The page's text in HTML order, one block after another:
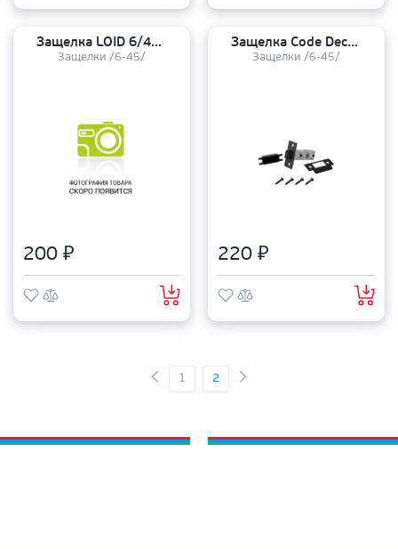
Защелка LOID 6/45 (8-45) с металлическим язычком AB бронза
Защелки /6-45/
200 ₽
Защелка Code Deco 6/45 5400-P-BLM пластиковый язычок
Защелки /6-45/
220 ₽
1 2